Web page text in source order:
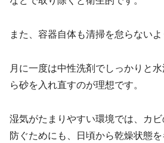
また、容器自体も清掃を怠らないよ
月に一度は中性洗剤でしっかりと
ら砂を入れ直すのが理想です。
湿気がたまりやすい環境では、カ
防ぐためにも、日頃から乾燥状態